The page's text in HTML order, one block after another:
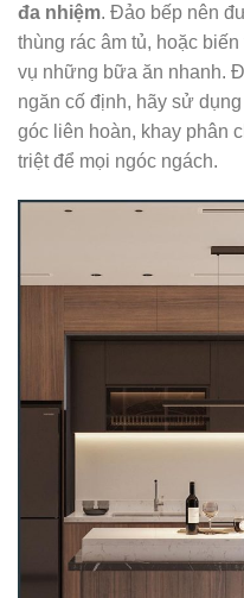
đa nhiệm. Đảo bếp nên
thùng rác âm tủ, hoặc biến
vụ những bữa ăn nhanh.
ngăn cố định, hãy sử
góc liên hoàn, khay phân
triệt để mọi ngóc ngách.